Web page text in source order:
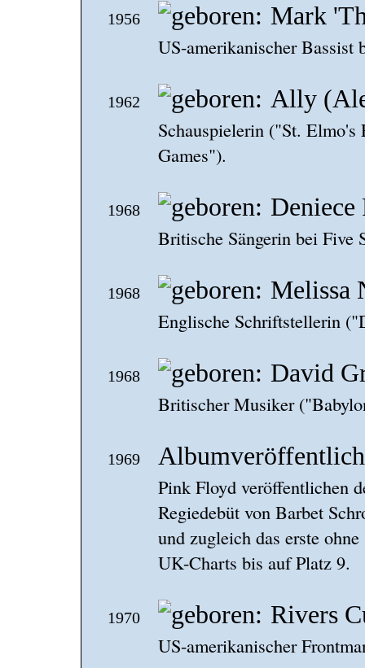
1956 Mark
US-amerikanischer Bassist
1962 Ally
Schauspielerin ("St.
Games").
1968 Deniece
Britische Sängerin bei Five
1968 Melissa
Englische Schriftstellerin
1968 David
Britischer Musiker
1969
Pink Floyd veröffentlichen
Regiedebüt von Barbet
und zugleich das erste
UK-Charts bis auf Platz 9.
1970 Rivers
US-amerikanischer